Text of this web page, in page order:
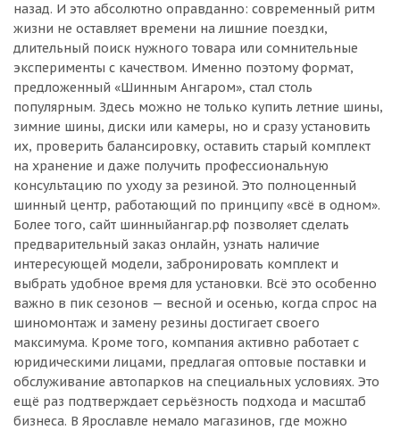
назад. И это абсолютно оправданно: современный ритм
жизни не оставляет времени на лишние поездки,
длительный поиск нужного товара или сомнительные
эксперименты с качеством. Именно поэтому формат,
предложенный «Шинным Ангаром», стал столь
популярным. Здесь можно не только купить летние шины,
зимние шины, диски или камеры, но и сразу установить
их, проверить балансировку, оставить старый комплект
на хранение и даже получить профессиональную
консультацию по уходу за резиной. Это полноценный
шинный центр, работающий по принципу «всё в одном».
Более того, сайт шинныйангар.рф позволяет сделать
предварительный заказ онлайн, узнать наличие
интересующей модели, забронировать комплект и
выбрать удобное время для установки. Всё это особенно
важно в пик сезонов — весной и осенью, когда спрос на
шиномонтаж и замену резины достигает своего
максимума. Кроме того, компания активно работает с
юридическими лицами, предлагая оптовые поставки и
обслуживание автопарков на специальных условиях. Это
ещё раз подтверждает серьёзность подхода и масштаб
бизнеса. В Ярославле немало магазинов, где можно